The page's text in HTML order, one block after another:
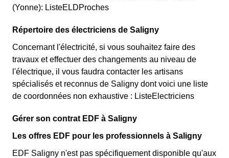
(Yonne): ListeELDProches
Répertoire des électriciens de Saligny
Concernant l'électricité, si vous souhaitez faire des
travaux et effectuer des changements au niveau de
l'électrique, il vous faudra contacter les artisans
spécialisés et reconnus de Saligny dont voici une liste
de coordonnées non exhaustive : ListeElectriciens
Gérer son contrat EDF à Saligny
Les offres EDF pour les professionnels à Saligny
EDF Saligny n'est pas spécifiquement disponible qu'aux